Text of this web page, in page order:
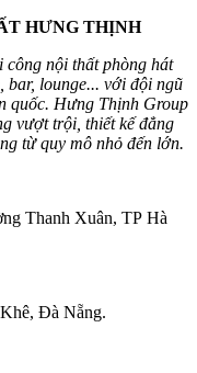
HƯNG THỊNH
công nội thất phòng hát
bar, lounge... với đội ngũ
quốc. Hưng Thịnh Group
vượt trội, thiết kế đẳng
từ quy mô nhỏ đến lớn.
Thanh Xuân, TP Hà
Đà Nẵng.